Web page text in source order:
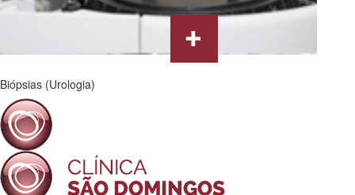
Biópsias (Urologia)